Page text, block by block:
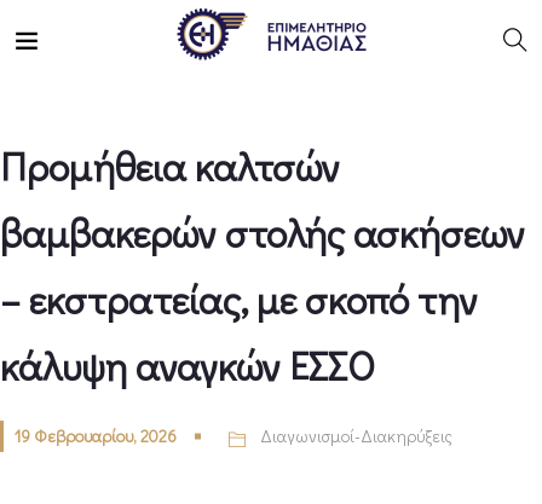
Προμήθεια καλτσών
βαμβακερών στολής ασκήσεων
– εκστρατείας, με σκοπό την
κάλυψη αναγκών ΕΣΣΟ
19 Φεβρουαρίου, 2026 Διαγωνισμοί-Διακηρύξεις